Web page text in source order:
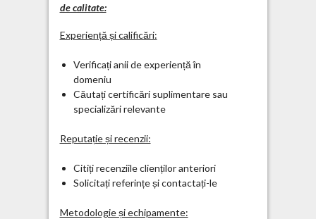
de calitate:
Experiență și calificări:
Verificați anii de experiență în
domeniu
Căutați certificări suplimentare sau
specializări relevante
Reputație și recenzii:
Citiți recenziile clienților anteriori
Solicitați referințe și contactați-le
Metodologie și echipamente: